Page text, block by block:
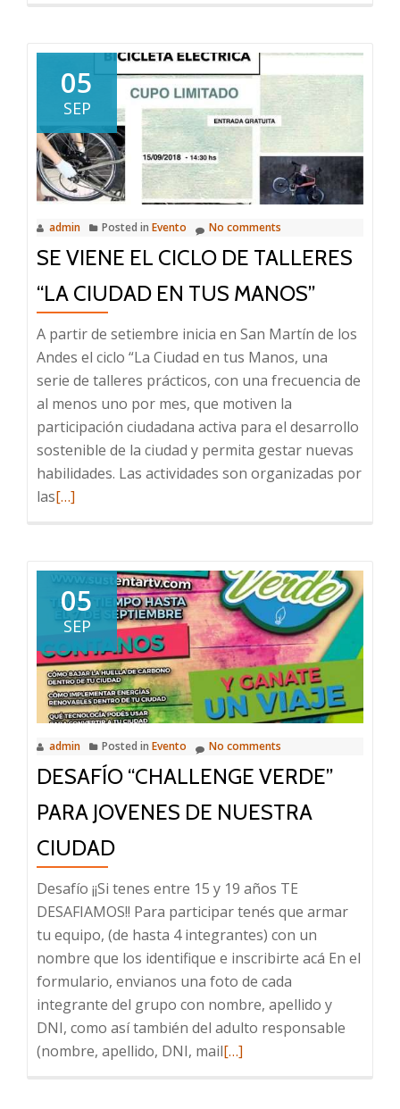
ERASMUS
para
05
SEP
admin Posted in Evento No comments
SE VIENE EL CICLO DE TALLERES
“LA CIUDAD EN TUS MANOS”
A partir de setiembre inicia en San Martín de los
Andes el ciclo “La Ciudad en tus Manos, una
serie de talleres prácticos, con una frecuencia de
al menos uno por mes, que motiven la
participación ciudadana activa para el desarrollo
sostenible de la ciudad y permita gestar nuevas
habilidades. Las actividades son organizadas por
lasRead
VIENE
EL
CICLO
DE
TALLERES
“LA
CIUDAD
EN
TUS
[…]
05
SEP
admin Posted in Evento No comments
DESAFÍO “CHALLENGE VERDE”
PARA JOVENES DE NUESTRA
CIUDAD
Desafío ¡¡Si tenes entre 15 y 19 años TE
DESAFIAMOS!! Para participar tenés que armar
tu equipo, (de hasta 4 integrantes) con un
nombre que los identifique e inscribirte acá En el
formulario, envianos una foto de cada
integrante del grupo con nombre, apellido y
DNI, como así también del adulto responsable
(nombre, apellido, DNI, mailRead
[…]